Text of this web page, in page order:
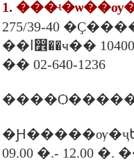
��ا෾��ҹ�� 10400
�� 02-640-1236
09.00 �.- 12.00